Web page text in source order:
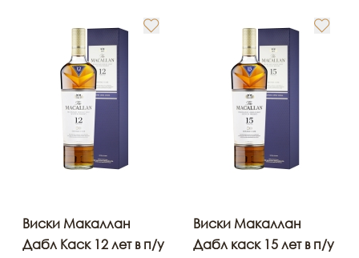
Виски Макаллан
Дабл Каск 12 лет в п/у
Виски Макаллан
Дабл каск 15 лет в п/у